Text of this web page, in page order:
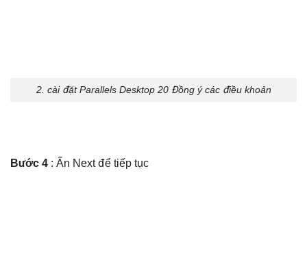
2. cài đặt Parallels Desktop 20 Đồng ý các điều khoản
Bước 4 : Ấn Next để tiếp tục